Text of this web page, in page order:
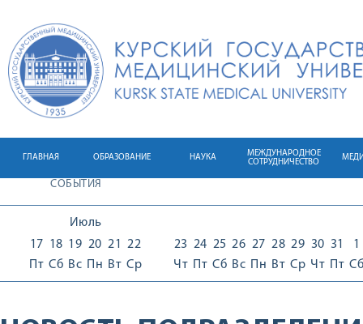
ГЛАВНАЯ ОБРАЗОВАНИЕ НАУКА
МЕЖДУНАРОДНОЕ
СОТРУДНИЧЕСТВО
СОБЫТИЯ
Июль
17
Пт
18
Сб
19
Вс
20
Пн
21
Вт
22
Ср
23
Чт
24
Пт
25
Сб
26
Вс
27
Пн
28
Вт
29
Ср
30
Чт
31
Пт
1
Сб